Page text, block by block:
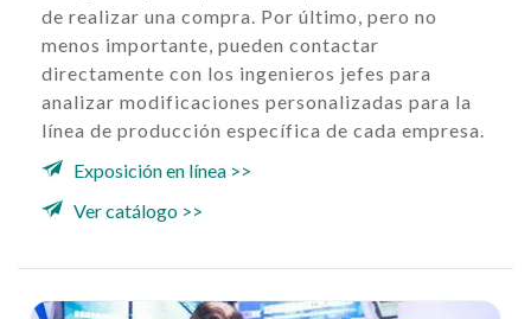
de realizar una compra. Por último, pero no
menos importante, pueden contactar
directamente con los ingenieros jefes para
analizar modificaciones personalizadas para la
línea de producción específica de cada empresa.
Exposición en línea >>
Ver catálogo >>